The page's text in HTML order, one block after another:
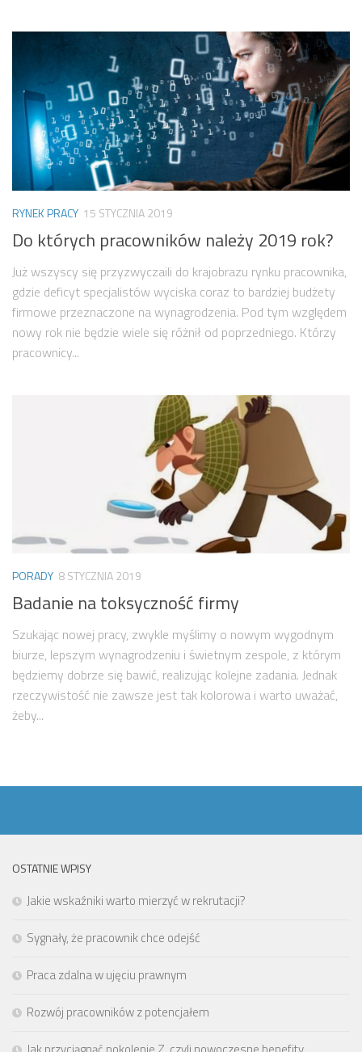
RYNEK PRACY 15 STYCZNIA 2019
Do których pracowników należy 2019 rok?
Już wszyscy się przyzwyczaili do krajobrazu rynku pracownika,
gdzie deficyt specjalistów wyciska coraz to bardziej budżety
firmowe przeznaczone na wynagrodzenia. Pod tym względem
nowy rok nie będzie wiele się różnił od poprzedniego. Którzy
pracownicy...
PORADY 8 STYCZNIA 2019
Badanie na toksyczność firmy
Szukając nowej pracy, zwykle myślimy o nowym wygodnym
biurze, lepszym wynagrodzeniu i świetnym zespole, z którym
będziemy dobrze się bawić, realizując kolejne zadania. Jednak
rzeczywistość nie zawsze jest tak kolorowa i warto uważać,
żeby...
OSTATNIE WPISY
Jakie wskaźniki warto mierzyć w rekrutacji?
Sygnały, że pracownik chce odejść
Praca zdalna w ujęciu prawnym
Rozwój pracowników z potencjałem